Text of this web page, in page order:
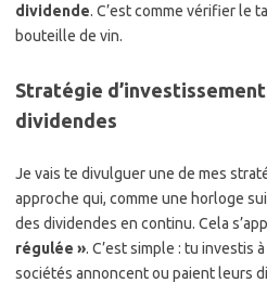
dividende. C’est comme vérifier le
bouteille de vin.
Stratégie
dividendes
Je vais te divulguer une de mes
approche qui, comme une horloge
des dividendes en continu. Cela
régulée ». C’est simple : tu investis
sociétés annoncent ou paient leurs